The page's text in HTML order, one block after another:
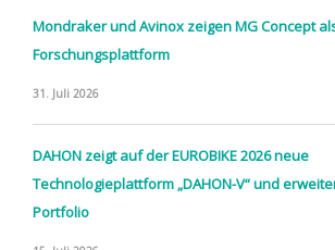
Mondraker und Avinox zeigen MG Concept
Forschungsplattform
31. Juli 2026
DAHON zeigt auf der EUROBIKE 2026 neue
Technologieplattform „DAHON-V“ und
Portfolio